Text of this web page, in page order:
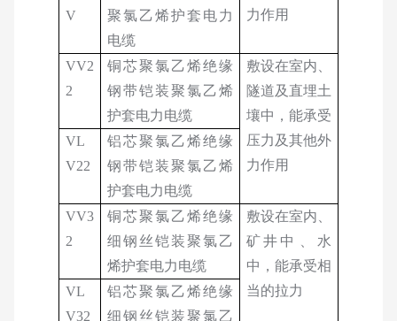
力作用
V
聚氯乙烯护套电力
电缆
VV2
2
铜芯聚氯乙烯绝缘
钢带铠装聚氯乙烯
护套电力电缆
敷设在室内、
隧道及直埋土
壤中，能承受
压力及其他外
力作用
VL
V22
铝芯聚氯乙烯绝缘
钢带铠装聚氯乙烯
护套电力电缆
VV3
2
铜芯聚氯乙烯绝缘
细钢丝铠装聚氯乙
烯护套电力电缆
敷设在室内、
矿井中、水
中，能承受相
当的拉力
VL
V32
铝芯聚氯乙烯绝缘
细钢丝铠装聚氯乙